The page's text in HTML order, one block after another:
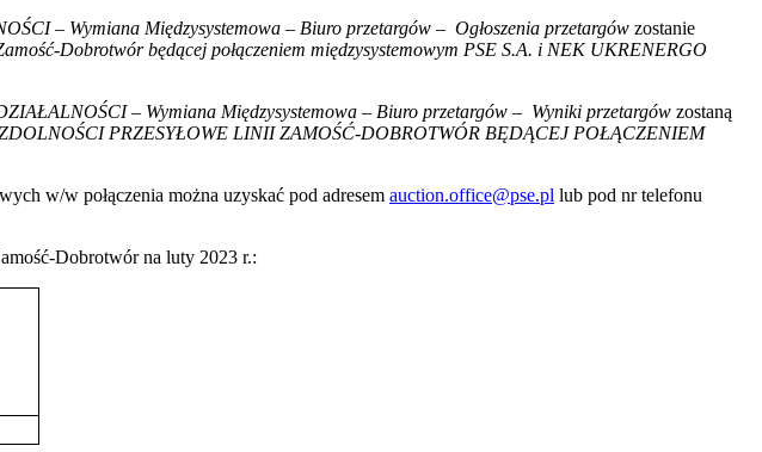
– Wymiana Międzysystemowa – Biuro przetargów – Ogłoszenia przetargów zostanie
będącej połączeniem międzysystemowym PSE S.A. i NEK UKRENERGO
– Wymiana Międzysystemowa – Biuro przetargów – Wyniki przetargów zostaną
PRZESYŁOWE LINII ZAMOŚĆ-DOBROTWÓR BĘDĄCEJ POŁĄCZENIEM
w/w połączenia można uzyskać pod adresem auction.office@pse.pl lub pod nr telefonu
Dobrotwór na luty 2023 r.: